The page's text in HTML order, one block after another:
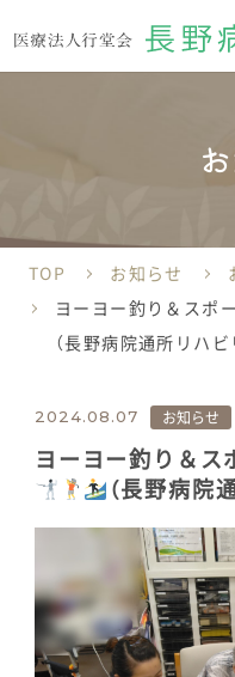
TOP お知らせ
ヨーヨー釣り＆スポ
（長野病院通所リハビ
2024.08.07 お知らせ
ヨーヨー釣り＆ス
（長野病院